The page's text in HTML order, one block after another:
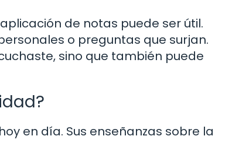
de notas puede ser útil.
o preguntas que surjan.
sino que también puede
en día. Sus enseñanzas sobre la